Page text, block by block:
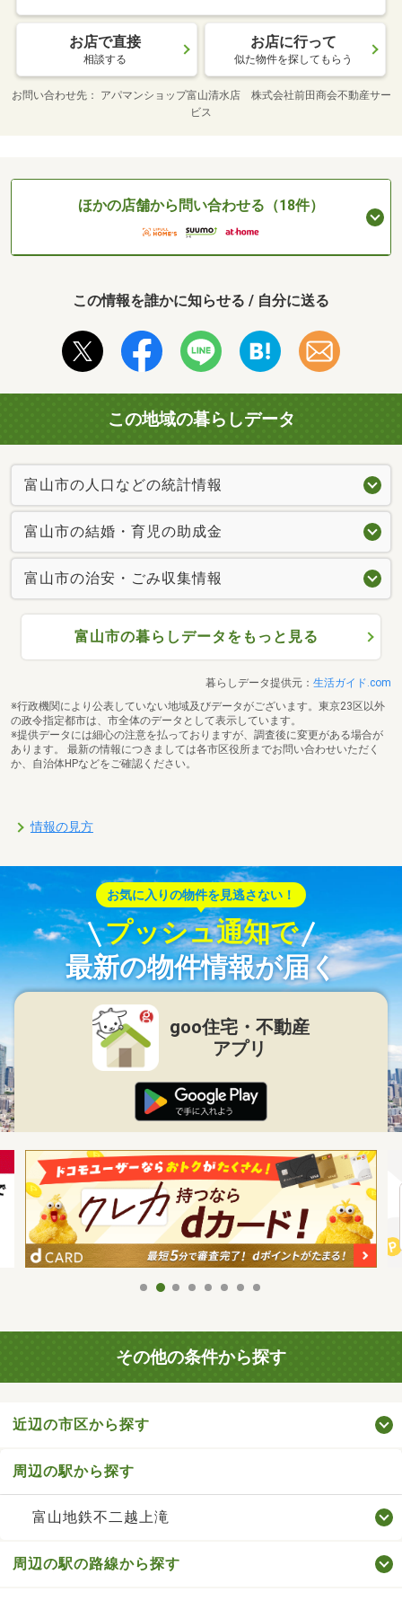
お店で直接
相談する
お店に行って
似た物件を探してもらう
お問い合わせ先
アパマンショップ富山清水店 株式会社前田商会不動産サー
ビス
ほかの店舗から問い合わせる（18件）
この情報を誰かに知らせる / 自分に送る
この地域の暮らしデータ
富山市の人口などの統計情報
富山市の結婚・育児の助成金
富山市の治安・ごみ収集情報
富山市の暮らしデータをもっと見る
暮らしデータ提供元： 生活ガイド.com
※行政機関により公表していない地域及びデータがございます。東京23区以外
の政令指定都市は、市全体のデータとして表示しています。
※提供データには細心の注意を払っておりますが、調査後に変更がある場合が
あります。 最新の情報につきましては各市区役所までお問い合わせいただく
か、自治体HPなどをご確認ください。
情報の見方
お気に入りの物件を見逃さない！
プッシュ通知で
最新の物件情報が届く
goo住宅・不動産
アプリ
その他の条件から探す
近辺の市区から探す
周辺の駅から探す
富山地鉄不二越上滝
周辺の駅の路線から探す